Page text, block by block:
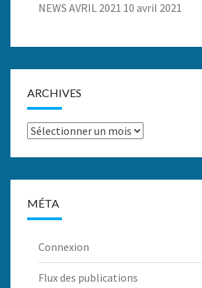
NEWS AVRIL 2021 10 avril 2021
ARCHIVES
Archives
MÉTA
Connexion
Flux des publications